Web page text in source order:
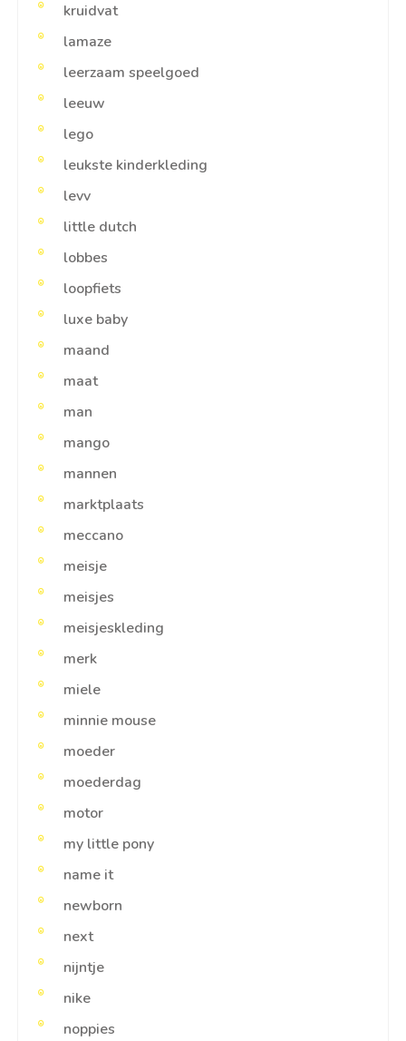
kruidvat
lamaze
leerzaam speelgoed
leeuw
lego
leukste kinderkleding
levv
little dutch
lobbes
loopfiets
luxe baby
maand
maat
man
mango
mannen
marktplaats
meccano
meisje
meisjes
meisjeskleding
merk
miele
minnie mouse
moeder
moederdag
motor
my little pony
name it
newborn
next
nijntje
nike
noppies